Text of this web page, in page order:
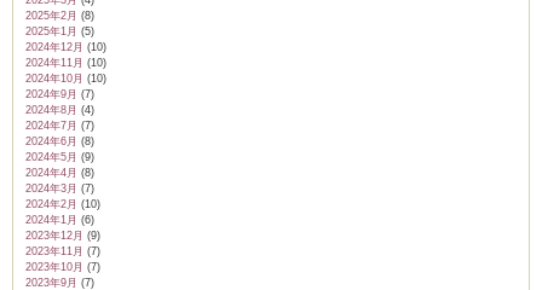
2025年2月 (8)
2025年1月 (5)
2024年12月 (10)
2024年11月 (10)
2024年10月 (10)
2024年9月 (7)
2024年8月 (4)
2024年7月 (7)
2024年6月 (8)
2024年5月 (9)
2024年4月 (8)
2024年3月 (7)
2024年2月 (10)
2024年1月 (6)
2023年12月 (9)
2023年11月 (7)
2023年10月 (7)
2023年9月 (7)